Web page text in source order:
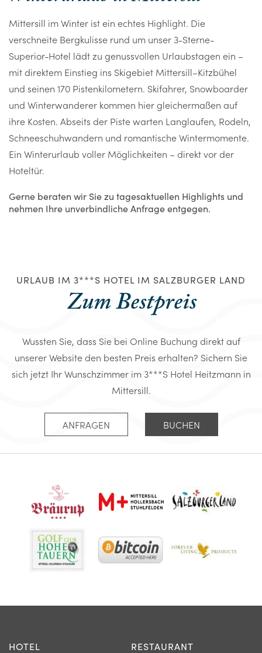
Mittersill im Winter ist ein echtes Highlight. Die
verschneite Bergkulisse rund um unser 3-Sterne-
Superior-Hotel lädt zu genussvollen Urlaubstagen ein –
mit direktem Einstieg ins Skigebiet Mittersill–Kitzbühel
und seinen 170 Pistenkilometern. Skifahrer, Snowboarder
und Winterwanderer kommen hier gleichermaßen auf
ihre Kosten. Abseits der Piste warten Langlaufen, Rodeln,
Schneeschuhwandern und romantische Wintermomente.
Ein Winterurlaub voller Möglichkeiten – direkt vor der
Hoteltür.
Gerne beraten wir Sie zu tagesaktuellen Highlights und
nehmen Ihre unverbindliche Anfrageentgegen.
URLAUB IM 3***S HOTEL IM SALZBURGER LAND
Zum Bestpreis
Wussten Sie, dass Sie bei Online Buchung direkt auf
unserer Website den besten Preis erhalten? Sichern Sie
sich jetzt Ihr Wunschzimmer im 3***S Hotel Heitzmann in
Mittersill.
ANFRAGEN BUCHEN
HOTEL RESTAURANT